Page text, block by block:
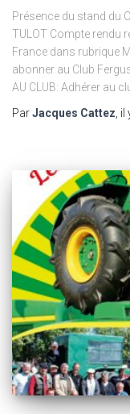
Présence du stand du
TULOT Compte rendu
France dans rubrique
abonner au Club
AU CLUB: Adhérer au
ParJacques Cattez, il